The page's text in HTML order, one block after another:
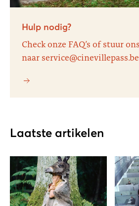
Hulp nodig?
Check onze FAQ’s of stuur
naar
Laatste artikelen